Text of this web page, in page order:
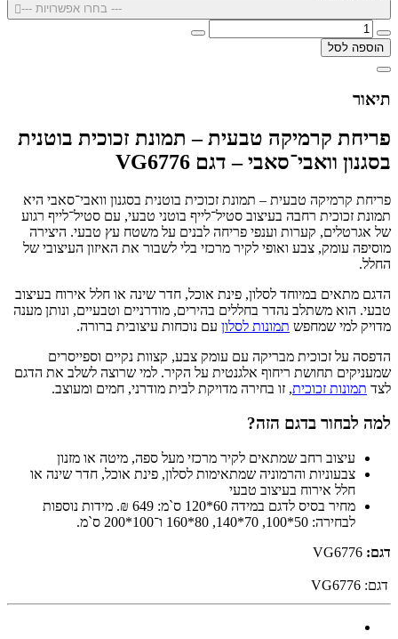
--- בחרו אפשרויות ---
הוספה לסל
תיאור
פריחת קרמיקה טבעית – תמונת זכוכית בוטנית
בסגנון וואבי־סאבי – דגם VG6776
פריחת קרמיקה טבעית – תמונת זכוכית בוטנית בסגנון וואבי־סאבי היא
תמונת זכוכית רחבה בעיצוב סטיל־לייף בוטני טבעי, עם סטיל־לייף רגוע
של אגרטלים, קערות וענפי פריחה לבנים על משטח עץ טבעי. היצירה
מוסיפה עומק, צבע ואופי לקיר מרכזי בלי לשבור את האיזון העיצובי של
החלל.
הדגם מתאים במיוחד לסלון, פינת אוכל, חדר שינה או חלל אירוח בעיצוב
טבעי. הוא משתלב נהדר בחללים בהירים, מודרניים וטבעיים, ונותן מענה
מדויק למי שמחפש תמונות לסלון עם נוכחות עיצובית ברורה.
הדפסה על זכוכית מבריקה עם עומק צבע, קצוות נקיים וספייסרים
שמעניקים תחושת ריחוף אלגנטית על הקיר. למי שרוצה לשלב את הדגם
לצד תמונות זכוכית, זו בחירה מדויקת לבית מודרני, חמים ומעוצב.
למה לבחור בדגם הזה?
עיצוב רחב שמתאים לקיר מרכזי מעל ספה, מיטה או מזנון
צבעוניות והרמוניה שמתאימות לסלון, פינת אוכל, חדר שינה או
חלל אירוח בעיצוב טבעי
מחיר בסיס לדגם במידה 60*120 ס`מ: 649 ₪. מידות נוספות
לבחירה: 50*100, 70*140, 80*160 ו־100*200 ס`מ.
דגם:
דגם: VG6776